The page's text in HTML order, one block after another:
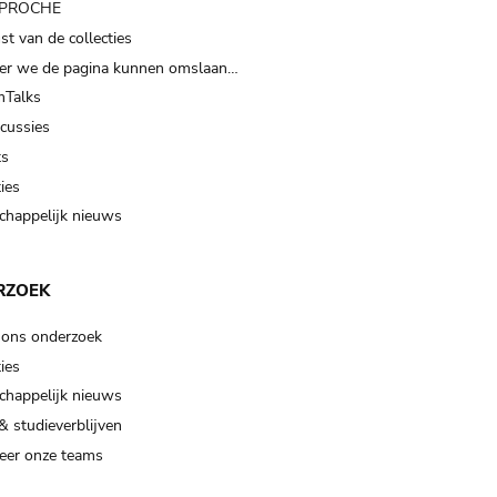
van de collecties
we de pagina kunnen omslaan…
nieuws
onderzoek
nieuws
studieverblijven
onze teams